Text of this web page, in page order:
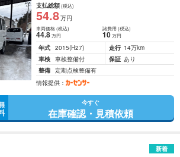
支払総額(税込)
54.8万円
車両価格(税込)
44.8万円
諸費用 (税込)
10 万円
年式 2015(H27) 走行 14万km
車検 車検整備付 保証 あり
整備 定期点検整備有
情報提供：
今すぐ
在庫確認・見積依頼
新着